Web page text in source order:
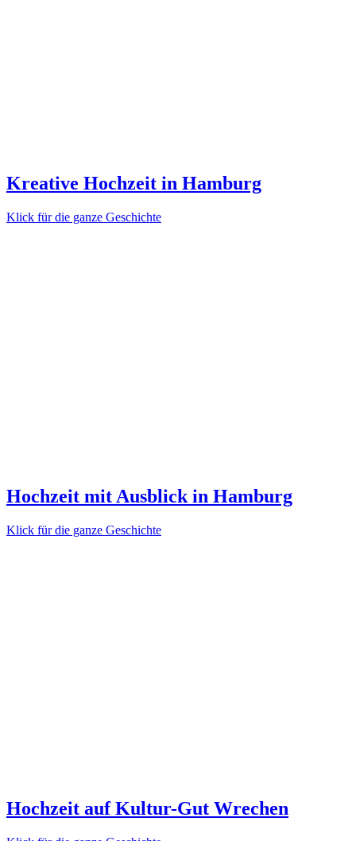
Kreative Hochzeit in Hamburg
Klick für die ganze Geschichte
Hochzeit mit Ausblick in Hamburg
Klick für die ganze Geschichte
Hochzeit auf Kultur-Gut Wrechen